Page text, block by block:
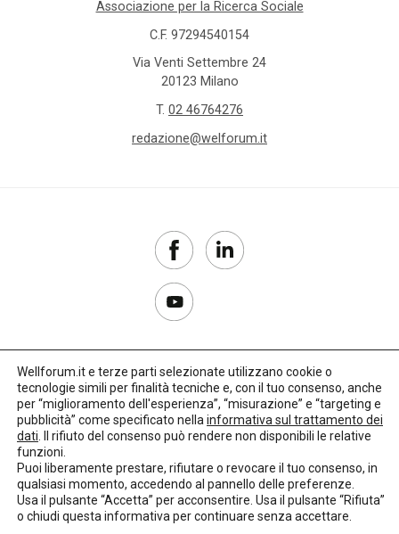
Associazione per la Ricerca Sociale
C.F. 97294540154
Via Venti Settembre 24
20123 Milano
T. 02 46764276
redazione@welforum.it
Copyright 2017–2026
Privacy Policy
Credits: LO Studio
Wellforum.it e terze parti selezionate utilizzano cookie o
tecnologie simili per finalità tecniche e, con il tuo consenso, anche
per “miglioramento dell'esperienza”, “misurazione” e “targeting e
pubblicità” come specificato nella informativa sul trattamento dei
dati . Il rifiuto del consenso può rendere non disponibili le relative
funzioni.
Puoi liberamente prestare, rifiutare o revocare il tuo consenso, in
qualsiasi momento, accedendo al pannello delle preferenze.
Usa il pulsante “Accetta” per acconsentire. Usa il pulsante “Rifiuta”
o chiudi questa informativa per continuare senza accettare.